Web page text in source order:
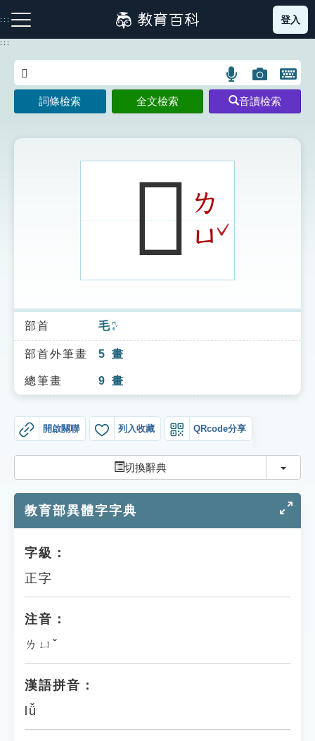
到
主
:::
注音索引圖示 筆畫索引圖示 部首索引表圖示
索引選單
知識索引
單字索引
貓頭鷹博士
登入
:::
語
言
搜
示
圖
片
搜
開
鍵
圖
詞條檢索 全文檢索 音讀檢索
𣭇ㄌ
ㄩ ˇ
部首 毛ㄇㄠˊ
部首外筆畫 5 畫
總筆畫 9 畫
開啟關聯 列入收藏 QRcode分享
切換辭典 切換
教育部異體字字典
字級：
正字
注音：
ㄌㄩˇ
漢語拼音：
lǚ